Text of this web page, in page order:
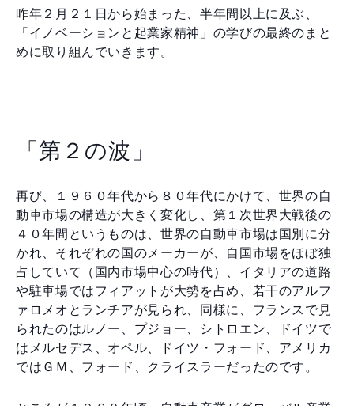
昨年２月２１日から始まった、半年間以上に及ぶ、
「イノベーションと起業家精神」の学びの最終のまと
めに取り組んでいきます。
「第２の波」
再び、１９６０年代から８０年代にかけて、世界の自
動車市場の構造が大きく変化し、第１次世界大戦後の
４０年間というものは、世界の自動車市場は国別に分
かれ、それぞれの国のメーカーが、自国市場をほぼ独
占していて（国内市場中心の時代）、イタリアの道路
や駐車場ではフィアットが大勢を占め、若干のアルフ
ァロメオとランチアが見られ、同様に、フランスで見
られたのはルノー、プジョー、シトロエン、ドイツで
はメルセデス、オペル、ドイツ・フォード、アメリカ
ではＧＭ、フォード、クライスラーだったのです。